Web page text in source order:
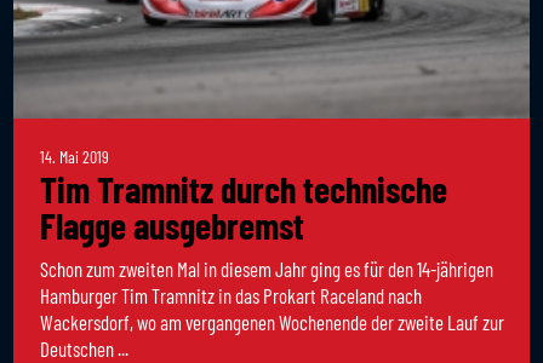
14. Mai 2019
Tim Tramnitz durch technische
Flagge ausgebremst
Schon zum zweiten Mal in diesem Jahr ging es für den 14-jährigen
Hamburger Tim Tramnitz in das Prokart Raceland nach
Wackersdorf, wo am vergangenen Wochenende der zweite Lauf zur
Deutschen ...